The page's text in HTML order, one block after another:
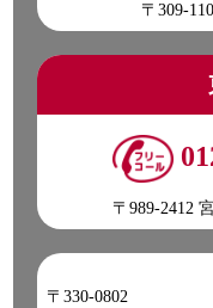
〒309-
〒989-2412
〒330-0802